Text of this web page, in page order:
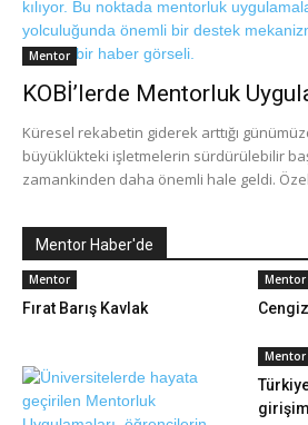
Mentor
KOBİ’lerde Mentorluk
Küresel rekabetin giderek arttığı
büyüklükteki işletmelerin sürdürülebilir
zamankinden daha önemli hale geldi.
Mentor Haber'de
Mentor
Fırat Barış Kavlak
Mentor
Mentor